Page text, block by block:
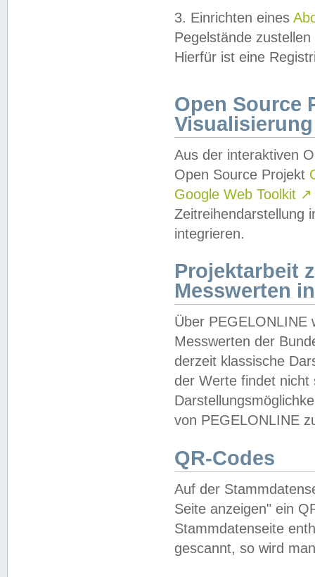
3. Einrichten eines
Pegelstände
Hierfür ist eine
Open Source
Visualisierung
Aus der interaktiven
Open Source Projekt
Google Web Toolkit ↗
Zeitreihendarstellung
integrieren.
Projektarbeit
Messwerten
Über PEGELONLINE
Messwerten der
derzeit klassische
der Werte findet
von PEGELONLINE
QR-Codes
Auf der
Seite anzeigen" ein
Stammdatenseite
gescannt, so wird